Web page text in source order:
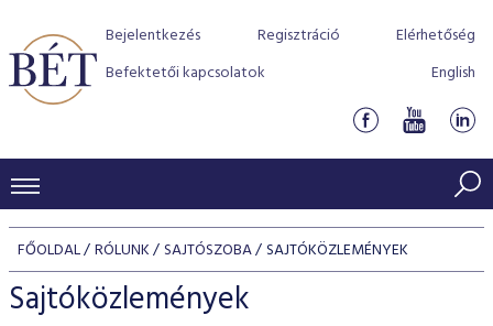
Bejelentkezés Regisztráció
Elérhetőség
Befektetői kapcsolatok
English
KERESKEDÉSI ADATOK
INDEXEK
BEFEKTETŐK
FŐOLDAL RÓLUNK SAJTÓSZOBA SAJTÓKÖZLEMÉNYEK
Sajtóközlemények